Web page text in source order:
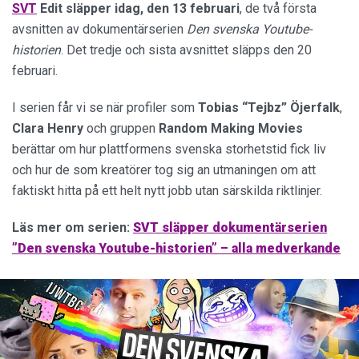
SVT Edit släpper idag, den 13 februari, de två första
avsnitten av dokumentärserien Den svenska Youtube-
historien. Det tredje och sista avsnittet släpps den 20
februari.
I serien får vi se när profiler som Tobias “Tejbz” Öjerfalk,
Clara Henry och gruppen Random Making Movies
berättar om hur plattformens svenska storhetstid fick liv
och hur de som kreatörer tog sig an utmaningen om att
faktiskt hitta på ett helt nytt jobb utan särskilda riktlinjer.
Läs mer om serien: SVT släpper dokumentärserien
”Den svenska Youtube-historien” – alla medverkande